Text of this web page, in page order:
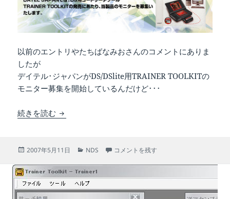
以前のエントリやたちばなみおさんのコメントにありま
したが
デイテル･ジャパンがDS/DSlite用TRAINER TOOLKITの
モニター募集を開始しているんだけど･･･
続きを読む デイテル･ジャパンがモニター募集をしてるけど･
投
日:
2007年5月11日
カ
ゴ
リ
ー
NDS デイテル･ジャパンがモニター募集をして
コメントを残す